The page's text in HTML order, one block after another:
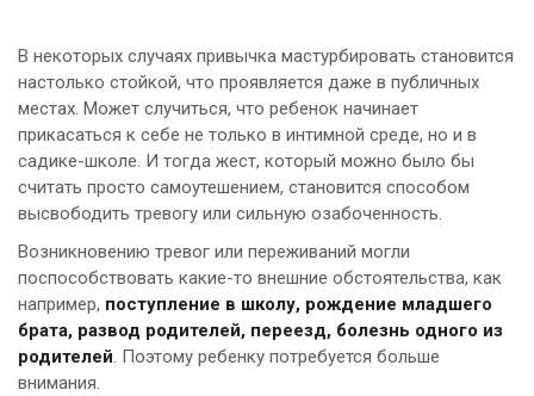
В некоторых случаях привычка мастурбировать становится
настолько стойкой, что проявляется даже в публичных
местах. Может случиться, что ребенок начинает
прикасаться к себе не только в интимной среде, но и в
садике-школе. И тогда жест, который можно было бы
считать просто самоутешением, становится способом
высвободить тревогу или сильную озабоченность.
Возникновению тревог или переживаний могли
поспособствовать какие-то внешние обстоятельства, как
например, поступление в школу, рождение младшего
брата, развод родителей, переезд, болезнь одного из
родителей . Поэтому ребенку потребуется больше
внимания.